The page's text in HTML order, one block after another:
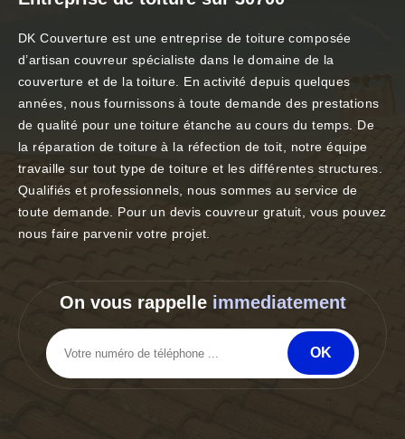
DK Couverture est une entreprise de toiture composée
d’artisan couvreur spécialiste dans le domaine de la
couverture et de la toiture. En activité depuis quelques
années, nous fournissons à toute demande des prestations
de qualité pour une toiture étanche au cours du temps. De
la réparation de toiture à la réfection de toit, notre équipe
travaille sur tout type de toiture et les différentes structures.
Qualifiés et professionnels, nous sommes au service de
toute demande. Pour un devis couvreur gratuit, vous pouvez
nous faire parvenir votre projet.
On vous rappelle immediatement